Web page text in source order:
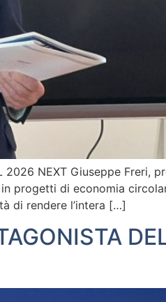
NEXT Giuseppe Freri,
progetti di economia
di rendere l’intera […]